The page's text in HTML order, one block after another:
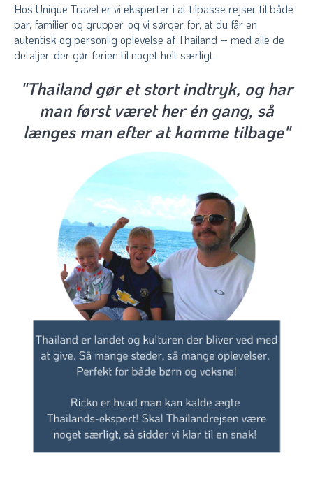
Hos Unique Travel er vi eksperter i at tilpasse rejser til både
par, familier og grupper, og vi sørger for, at du får en
autentisk og personlig oplevelse af Thailand – med alle de
detaljer, der gør ferien til noget helt særligt.
"Thailand gør et stort indtryk, og har
man først været her én gang, så
længes man efter at komme tilbage"